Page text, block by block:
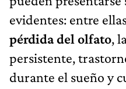
evidentes: entre
pérdida del olfato,
persistente,
durante el sueño y